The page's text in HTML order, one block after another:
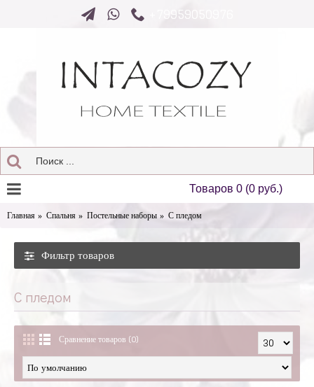
+79959050976
Товаров 0 (0 руб.)
Главная Спальня Постельные наборы С пледом
Фильтр товаров
С пледом
Сравнение товаров (0)